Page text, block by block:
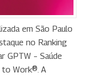
em São Paulo
no Ranking
GPTW – Saúde
to Work®. A